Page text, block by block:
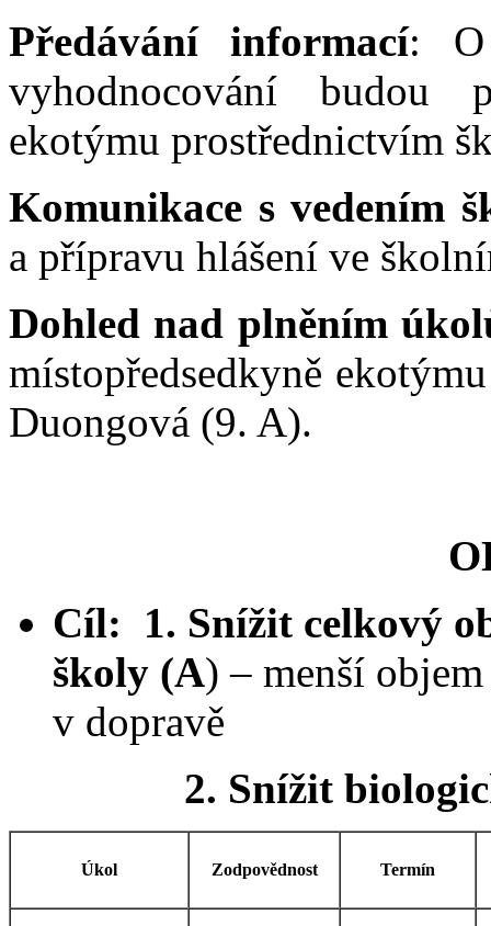
Předávání informací: O
vyhodnocování budou
ekotýmu prostřednictvím
Komunikace s vedením
a přípravu hlášení ve
Dohled nad plněním
místopředsedkyně
Duongová (9. A).
Cíl: 1. Snížit celkový
školy (A) – menší
v dopravě
2. Snížit
Úkol Zodpovědnost Termín